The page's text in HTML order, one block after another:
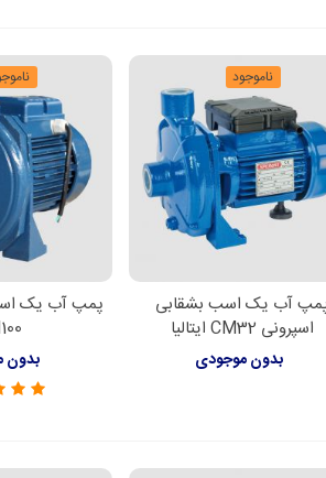
ناموجود
اطلاعات بیشتر
آب یک اسب بشقابی
اسپرونی CM32 ایتالیا
بدون موجودی
اطلاعات
پمپ آب یک
بدون